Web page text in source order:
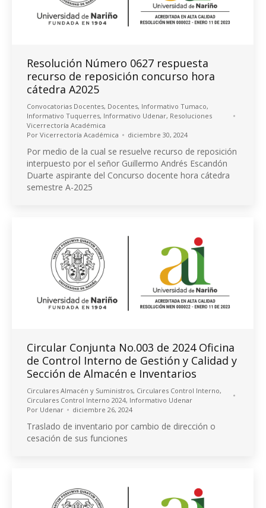
Resolución Número 0627 respuesta
recurso de reposición concurso hora
cátedra A2025
Convocatorias Docentes, Docentes, Informativo Tumaco,
Informativo Tuquerres, Informativo Udenar, Resoluciones
Vicerrectoría Académica
Por Vicerrectoría Académica diciembre 30, 2024
Por medio de la cual se resuelve recurso de reposición
interpuesto por el señor Guillermo Andrés Escandón
Duarte aspirante del Concurso docente hora cátedra
semestre A-2025
Circular Conjunta No.003 de 2024 Oficina
de Control Interno de Gestión y Calidad y
Sección de Almacén e Inventarios
Circulares Almacén y Suministros, Circulares Control Interno,
Circulares Control Interno 2024, Informativo Udenar
Por Udenar diciembre 26, 2024
Traslado de inventario por cambio de dirección o
cesación de sus funciones